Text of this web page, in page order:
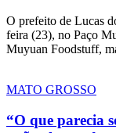
O prefeito de Lucas
feira (23), no Paço
Muyuan Foodstuff,
MATO GROSSO
“O que parecia